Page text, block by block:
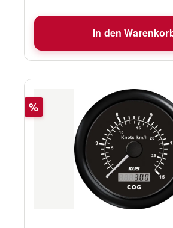
In den
Rabatt
%